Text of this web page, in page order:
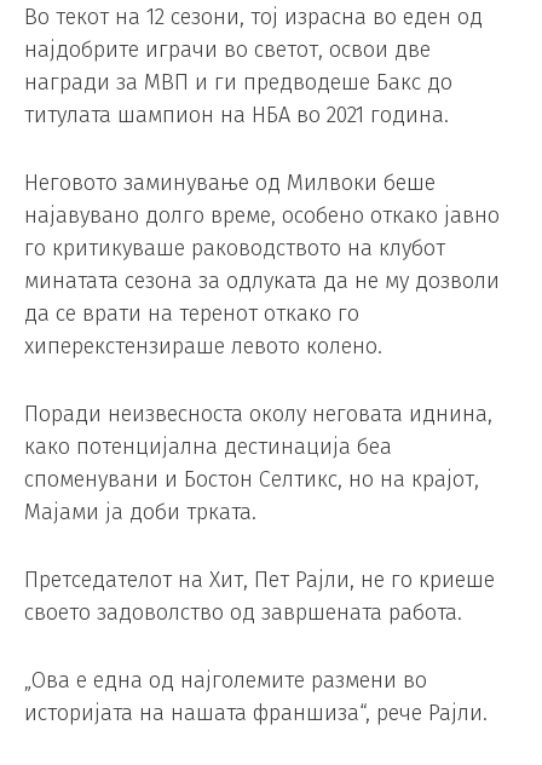
Во текот на 12 сезони, тој израсна во еден од
најдобрите играчи во светот, освои две
награди за МВП и ги предводеше Бакс до
титулата шампион на НБА во 2021 година.
Неговото заминување од Милвоки беше
најавувано долго време, особено откако јавно
го критикуваше раководството на клубот
минатата сезона за одлуката да не му дозволи
да се врати на теренот откако го
хиперекстензираше левото колено.
Поради неизвесноста околу неговата иднина,
како потенцијална дестинација беа
споменувани и Бостон Селтикс, но на крајот,
Мајами ја доби трката.
Претседателот на Хит, Пет Рајли, не го криеше
своето задоволство од завршената работа.
„Ова е една од најголемите размени во
историјата на нашата франшиза“, рече Рајли.